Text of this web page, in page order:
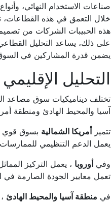
صناعات الاستخدام النهائي،
خلال التعمق في هذه
هذه الحبيبات الشركات من تصميم
على ذلك، يساعد التحليل
يضمن قدرة المشاركين في
التحليل الإقليمي
تختلف ديناميكيات سوق مصاعد
آسيا والمحيط الهادئ ومنطقة
تتميز أمريكا الشمالية بسوق قوي
يعمل الدعم التنظيمي
وفي أوروبا ، يعمل التركيز
تعمل معايير الجودة الصارمة
في منطقة آسيا والمحيط الهادئ